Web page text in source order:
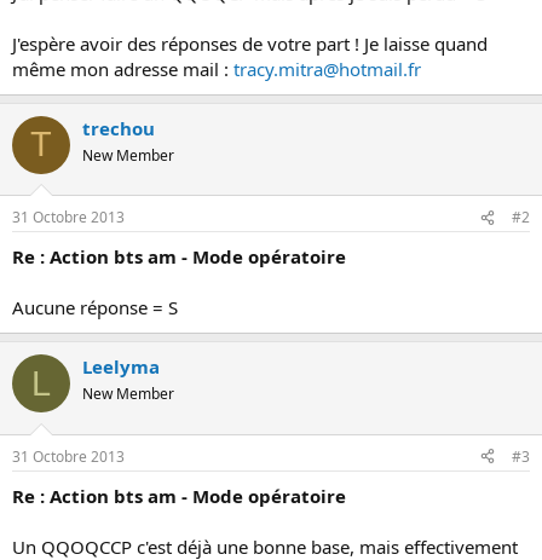
i
n
J'espère avoir des réponses de votre part ! Je laisse quand
même mon adresse mail : tracy.mitra@hotmail.fr
T trechou
New Member
31 Octobre 2013 #2
Re : Action bts am - Mode opératoire
Aucune réponse = S
L Leelyma
New Member
31 Octobre 2013 #3
Re : Action bts am - Mode opératoire
Un QQOQCCP c'est déjà une bonne base, mais effectivement